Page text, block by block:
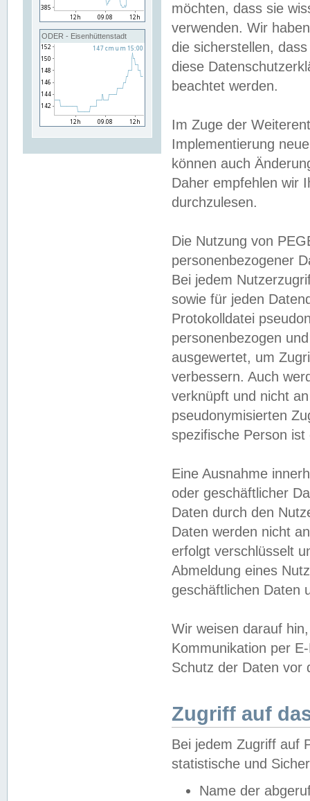
ODER - Eisenhüttenstadt
möchten, dass sie
verwenden. Wir
die sicherstellen,
diese
beachtet werden.
Im Zuge der
Implementierung
können auch
Daher empfehlen wir
durchzulesen.
Die Nutzung von
personenbezogener
Bei jedem
sowie für jeden
Protokolldatei
personenbezogen
ausgewertet, um
verbessern. Auch
verknüpft und nicht
pseudonymisierten
spezifische Person
Eine Ausnahme
oder geschäftlicher
Daten durch den
Daten werden nicht
erfolgt verschlüsselt
Abmeldung eines
geschäftlichen Daten
Wir weisen darauf
Kommunikation per
Schutz der Daten vor
Zugriff auf
Bei jedem Zugriff auf
statistische und
Name der